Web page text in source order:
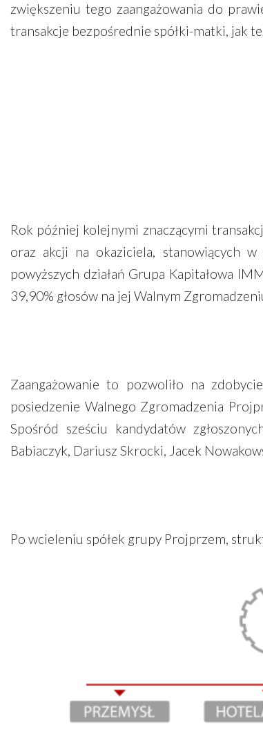
zwiększeniu tego zaangażowania do
transakcje bezpośrednie spółki-matki, jak
Rok później kolejnymi znaczącymi
oraz akcji na okaziciela, stanowiących
powyższych działań Grupa Kapitałowa
39,90% głosów na jej Walnym
Zaangażowanie to pozwoliło na
posiedzenie Walnego Zgromadzenia
Spośród sześciu kandydatów
Babiaczyk, Dariusz Skrocki, Jacek
Po wcieleniu spółek grupy Projprzem,